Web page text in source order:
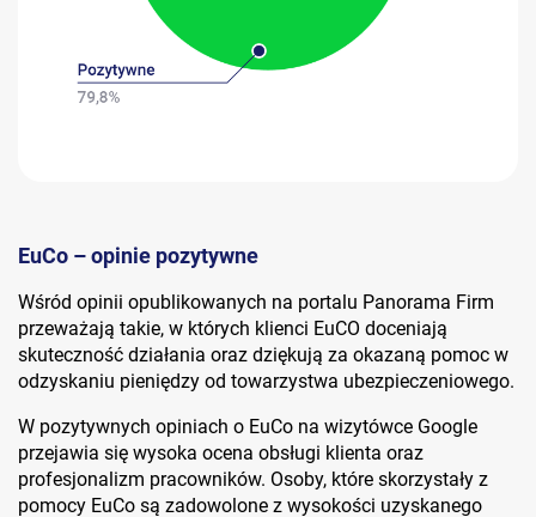
EuCo – opinie pozytywne
Wśród opinii opublikowanych na portalu Panorama Firm
przeważają takie, w których klienci EuCO doceniają
skuteczność działania oraz dziękują za okazaną pomoc w
odzyskaniu pieniędzy od towarzystwa ubezpieczeniowego.
W pozytywnych opiniach o EuCo na wizytówce Google
przejawia się wysoka ocena obsługi klienta oraz
profesjonalizm pracowników. Osoby, które skorzystały z
pomocy EuCo są zadowolone z wysokości uzyskanego